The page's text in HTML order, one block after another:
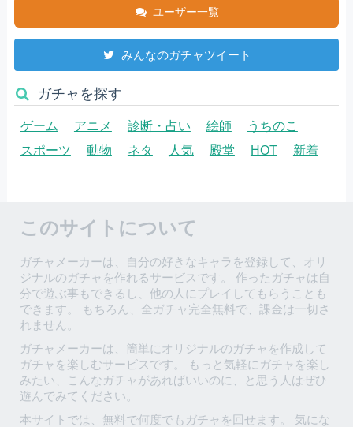
ユーザー一覧
みんなのガチャツイート
ガチャを探す
ゲーム アニメ 診断・占い 絵師
うちのこ
スポーツ
動物 ネタ 人気 殿堂 HOT 新着
このサイトについて
ガチャメーカーは、自分の好きなキャラを登録して、オリ
ジナルのガチャを作れるサービスです。 作ったガチャは自
分で遊ぶ事もできるし、他の人にプレイしてもらうことも
できます。 もちろん、全ガチャ完全無料で、課金は一切さ
れません。
ガチャメーカーは、簡単にオリジナルのガチャを作成して
ガチャを楽しむサービスです。 もっと気軽にガチャを楽し
みたい、こんなガチャがあればいいのに、と思う人はぜひ
遊んでみてください。
本サイトでは、無料で何度でもガチャを回せます。 気にな